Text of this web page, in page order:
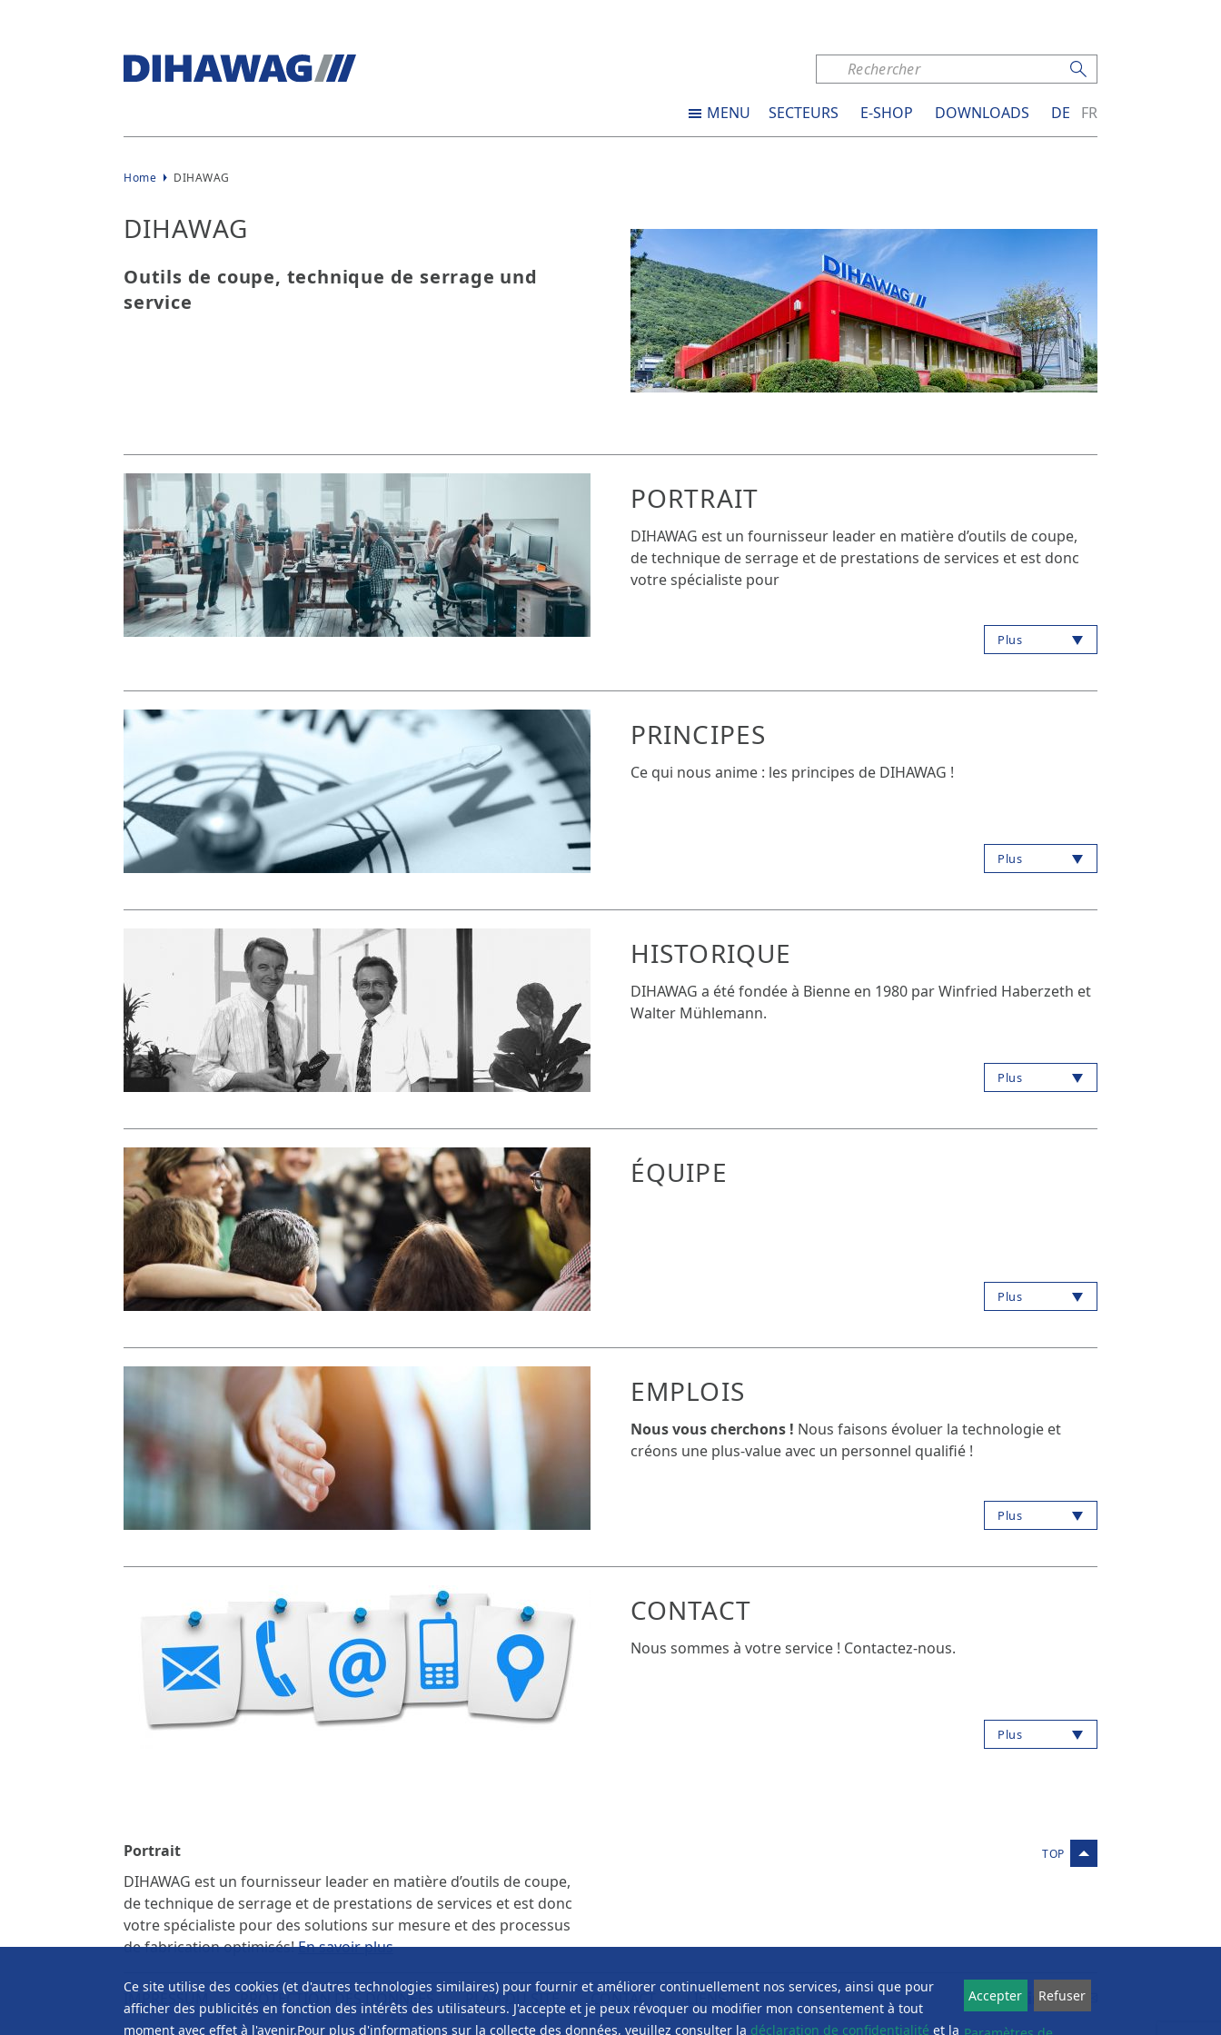
SECTEURS E-SHOP DOWNLOADS DE FR
MENU
Home DIHAWAG
DIHAWAG
Outils de coupe, technique de serrage und
service
PORTRAIT
DIHAWAG est un fournisseur leader en matière d’outils de coupe,
de technique de serrage et de prestations de services et est donc
votre spécialiste pour
Plus
PRINCIPES
Ce qui nous anime : les principes de DIHAWAG !
Plus
HISTORIQUE
DIHAWAG a été fondée à Bienne en 1980 par Winfried Haberzeth et
Walter Mühlemann.
Plus
ÉQUIPE
Plus
EMPLOIS
Nous vous cherchons ! Nous faisons évoluer la technologie et
créons une plus-value avec un personnel qualifié !
Plus
CONTACT
Nous sommes à votre service ! Contactez-nous.
Plus
Portrait
DIHAWAG est un fournisseur leader en matière d’outils de coupe,
de technique de serrage et de prestations de services et est donc
votre spécialiste pour des solutions sur mesure et des processus
de fabrication optimisés!En savoir plus
IMPRESSUM PROTECTION DES DONNÉES PLAN DU SITE CONTACT
Ce site utilise des cookies (et d'autres technologies similaires) pour fournir et améliorer continuellement nos services, ainsi que pour
afficher des publicités en fonction des intérêts des utilisateurs. J'accepte et je peux révoquer ou modifier mon consentement à tout
moment avec effet à l'avenir.Pour plus d'informations sur la collecte des données, veuillez consulter la déclaration de confidentialité et la
Refuser
Accepter